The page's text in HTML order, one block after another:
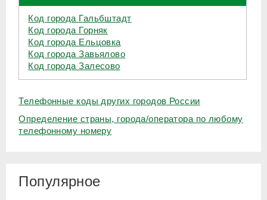
Код города Гальбштадт
Код города Горняк
Код города Ельцовка
Код города Завьялово
Код города Залесово
Телефонные коды других городов России
Определение страны, города/оператора по любому
телефонному номеру
Популярное